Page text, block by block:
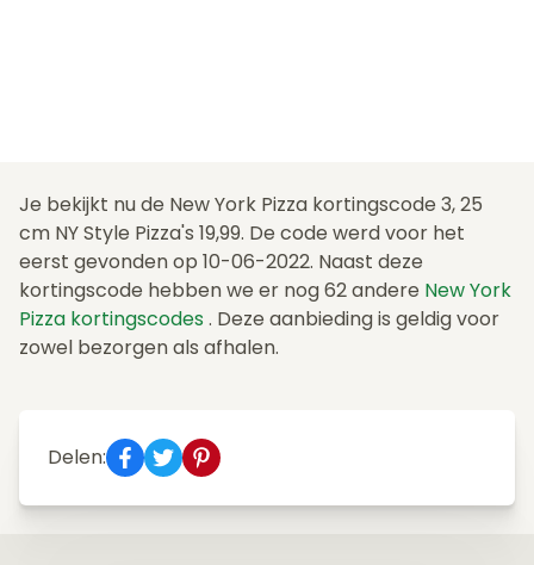
Je bekijkt nu de New York Pizza kortingscode 3, 25
cm NY Style Pizza's 19,99. De code werd voor het
eerst gevonden op 10-06-2022. Naast deze
kortingscode hebben we er nog 62 andere New York
Pizza kortingscodes . Deze aanbieding is geldig voor
zowel bezorgen als afhalen.
Delen: